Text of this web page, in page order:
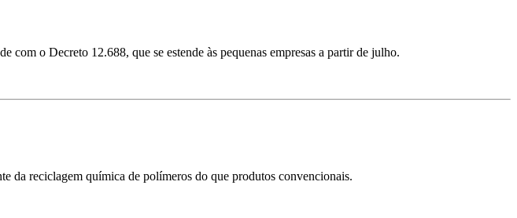
com o Decreto 12.688, que se estende às pequenas empresas a partir de julho.
da reciclagem química de polímeros do que produtos convencionais.